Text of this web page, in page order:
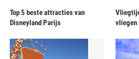
Top 5 beste attracties van
Disneyland Parijs
vliegen